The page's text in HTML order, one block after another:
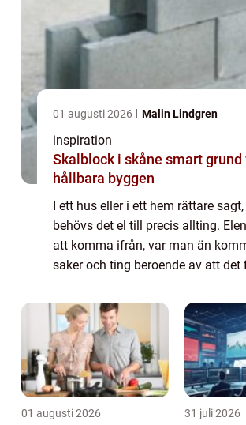
01 augusti 2026 Malin Lindgren
inspiration
Skalblock i skåne smart grund för
hållbara byggen
I ett hus eller i ett hem rättare
behövs det el till precis allting.
att komma ifrån, var man än
saker och ting beroende av att det
01 augusti 2026 31 juli 2026